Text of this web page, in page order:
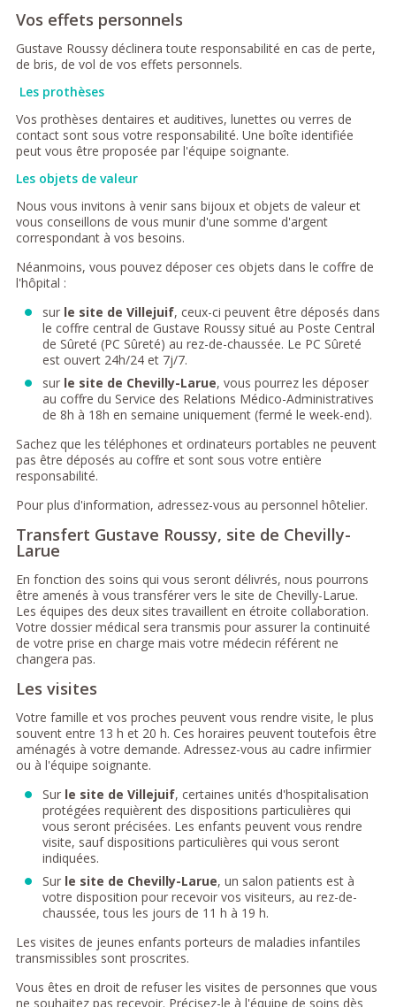
Vos effets personnels
Gustave Roussy déclinera toute responsabilité en cas de perte,
de bris, de vol de vos effets personnels.
Les prothèses
Vos prothèses dentaires et auditives, lunettes ou verres de
contact sont sous votre responsabilité. Une boîte identifiée
peut vous être proposée par l'équipe soignante.
Les objets de valeur
Nous vous invitons à venir sans bijoux et objets de valeur et
vous conseillons de vous munir d'une somme d'argent
correspondant à vos besoins.
Néanmoins, vous pouvez déposer ces objets dans le coffre de
l'hôpital :
sur le site de Villejuif, ceux-ci peuvent être déposés dans
le coffre central de Gustave Roussy situé au Poste Central
de Sûreté (PC Sûreté) au rez-de-chaussée. Le PC Sûreté
est ouvert 24h/24 et 7j/7.
sur le site de Chevilly-Larue, vous pourrez les déposer
au coffre du Service des Relations Médico-Administratives
de 8h à 18h en semaine uniquement (fermé le week-end).
Sachez que les téléphones et ordinateurs portables ne peuvent
pas être déposés au coffre et sont sous votre entière
responsabilité.
Pour plus d'information, adressez-vous au personnel hôtelier.
Transfert Gustave Roussy, site de Chevilly-
Larue
En fonction des soins qui vous seront délivrés, nous pourrons
être amenés à vous transférer vers le site de Chevilly-Larue.
Les équipes des deux sites travaillent en étroite collaboration.
Votre dossier médical sera transmis pour assurer la continuité
de votre prise en charge mais votre médecin référent ne
changera pas.
Les visites
Votre famille et vos proches peuvent vous rendre visite, le plus
souvent entre 13 h et 20 h. Ces horaires peuvent toutefois être
aménagés à votre demande. Adressez-vous au cadre infirmier
ou à l'équipe soignante.
Sur le site de Villejuif, certaines unités d'hospitalisation
protégées requièrent des dispositions particulières qui
vous seront précisées. Les enfants peuvent vous rendre
visite, sauf dispositions particulières qui vous seront
indiquées.
Sur le site de Chevilly-Larue, un salon patients est à
votre disposition pour recevoir vos visiteurs, au rez-de-
chaussée, tous les jours de 11 h à 19 h.
Les visites de jeunes enfants porteurs de maladies infantiles
transmissibles sont proscrites.
Vous êtes en droit de refuser les visites de personnes que vous
ne souhaitez pas recevoir. Précisez-le à l'équipe de soins dès